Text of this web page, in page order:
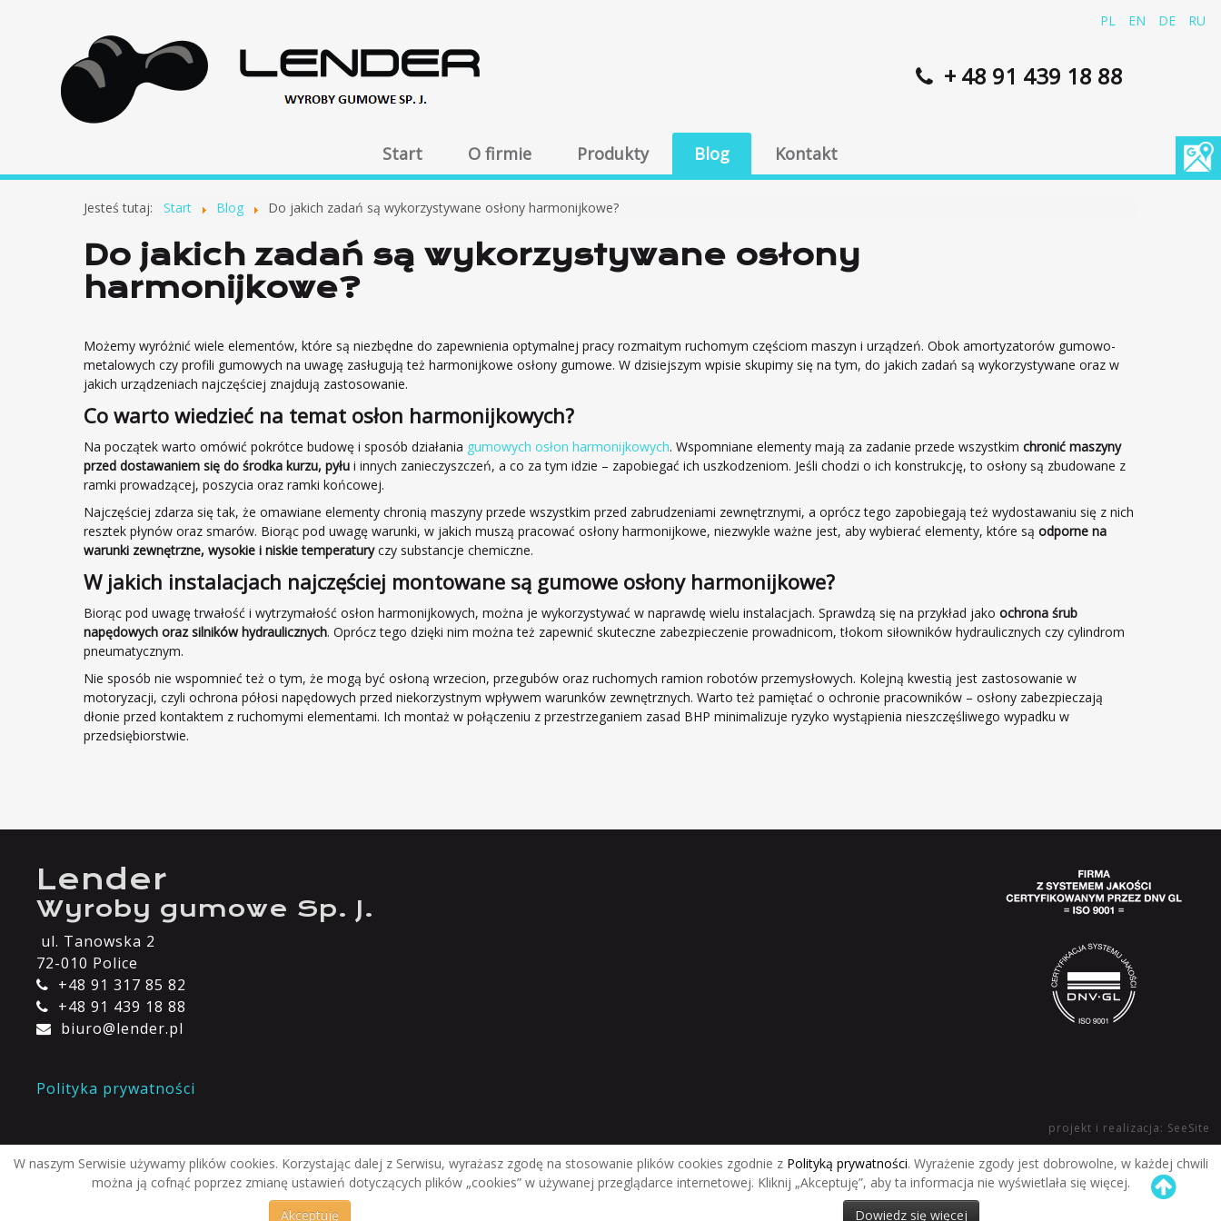
PL EN DE RU
+ 48 91 439 18 88
Start O firmie Produkty Blog Kontakt
Jesteś tutaj: Start Blog Do jakich zadań są wykorzystywane osłony harmonijkowe?
Do jakich zadań są wykorzystywane osłony
harmonijkowe?
Możemy wyróżnić wiele elementów, które są niezbędne do zapewnienia optymalnej pracy rozmaitym ruchomym częściom maszyn i urządzeń. Obok amortyzatorów gumowo-
metalowych czy profili gumowych na uwagę zasługują też harmonijkowe osłony gumowe. W dzisiejszym wpisie skupimy się na tym, do jakich zadań są wykorzystywane oraz w
jakich urządzeniach najczęściej znajdują zastosowanie.
Co warto wiedzieć na temat osłon harmonijkowych?
Na początek warto omówić pokrótce budowę i sposób działania gumowych osłon harmonijkowych. Wspomniane elementy mają za zadanie przede wszystkim chronić maszyny
przed dostawaniem się do środka kurzu, pyłu i innych zanieczyszczeń, a co za tym idzie – zapobiegać ich uszkodzeniom. Jeśli chodzi o ich konstrukcję, to osłony są zbudowane z
ramki prowadzącej, poszycia oraz ramki końcowej.
Najczęściej zdarza się tak, że omawiane elementy chronią maszyny przede wszystkim przed zabrudzeniami zewnętrznymi, a oprócz tego zapobiegają też wydostawaniu się z nich
resztek płynów oraz smarów. Biorąc pod uwagę warunki, w jakich muszą pracować osłony harmonijkowe, niezwykle ważne jest, aby wybierać elementy, które są odporne na
warunki zewnętrzne, wysokie i niskie temperaturyczy substancje chemiczne.
W jakich instalacjach najczęściej montowane są gumowe osłony harmonijkowe?
Biorąc pod uwagę trwałość i wytrzymałość osłon harmonijkowych, można je wykorzystywać w naprawdę wielu instalacjach. Sprawdzą się na przykład jako ochrona śrub
napędowych oraz silników hydraulicznych. Oprócz tego dzięki nim można też zapewnić skuteczne zabezpieczenie prowadnicom, tłokom siłowników hydraulicznych czy cylindrom
pneumatycznym.
Nie sposób nie wspomnieć też o tym, że mogą być osłoną wrzecion, przegubów oraz ruchomych ramion robotów przemysłowych. Kolejną kwestią jest zastosowanie w
motoryzacji, czyli ochrona półosi napędowych przed niekorzystnym wpływem warunków zewnętrznych. Warto też pamiętać o ochronie pracowników – osłony zabezpieczają
dłonie przed kontaktem z ruchomymi elementami. Ich montaż w połączeniu z przestrzeganiem zasad BHP minimalizuje ryzyko wystąpienia nieszczęśliwego wypadku w
przedsiębiorstwie.
Lender
Wyroby gumowe Sp. J.
ul. Tanowska 2
72-010 Police
+48 91 317 85 82
+48 91 439 18 88
biuro@lender.pl
Polityka prywatności
projekt i realizacja: SeeSite
W naszym Serwisie używamy plików cookies. Korzystając dalej z Serwisu, wyrażasz zgodę na stosowanie plików cookies zgodnie z Polityką prywatności. Wyrażenie zgody jest dobrowolne, w każdej chwili
można ją cofnąć poprzez zmianę ustawień dotyczących plików „cookies” w używanej przeglądarce internetowej. Kliknij „Akceptuję”, aby ta informacja nie wyświetlała się więcej.
Akceptuję
Dowiedz się więcej